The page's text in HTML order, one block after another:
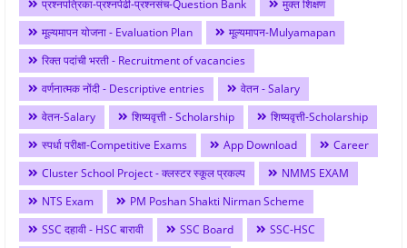
प्रश्नपत्रिका-प्रश्नपेढी-प्रश्नसंच-Question Bank
मुक्त शिक्षण
मूल्यमापन योजना - Evaluation Plan
मूल्यमापन-Mulyamapan
रिक्त पदांची भरती - Recruitment of vacancies
वर्णनात्मक नोंदी - Descriptive entries
वेतन - Salary
वेतन-Salary
शिष्यवृत्ती - Scholarship
शिष्यवृत्ती-Scholarship
स्पर्धा परीक्षा-Competitive Exams
App Download
Career
Cluster School Project - क्लस्टर स्कूल प्रकल्प
NMMS EXAM
NTS Exam
PM Poshan Shakti Nirman Scheme
SSC दहावी - HSC बारावी
SSC Board
SSC-HSC